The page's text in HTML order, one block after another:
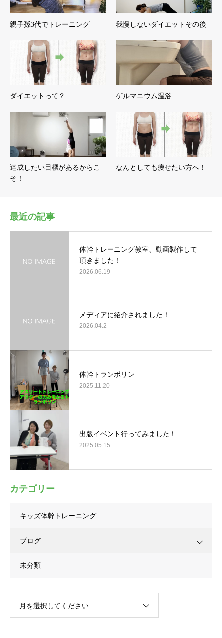
親子孫3代でトレーニング 我慢しないダイエットその後
ダイエットって？ ゲルマニウム温浴
達成したい目標があるからこ
そ！
なんとしても痩せたい方へ！
最近の記事
体幹トレーニング教室、動画製作して
頂きました！
2026.06.19
メディアに紹介されました！
2026.04.2
体幹トランポリン
2025.11.20
出版イベント行ってみました！
2025.05.15
カテゴリー
キッズ体幹トレーニング
ブログ
未分類
月を選択してください